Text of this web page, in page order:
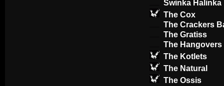
Świnka Halinka
The Cox
The Crackers
The Gratiss
The Hangovers
The Kotlets
The Natural
The Ossis